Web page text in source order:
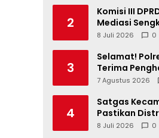
2
Komisi III
Mediasi
Jalan
8 Juli 2026 0
3
Selamat!
Terima
Pelayanan
7 Agustus 2026
4
Satgas
Pastikan
Tertib
8 Juli 2026 0